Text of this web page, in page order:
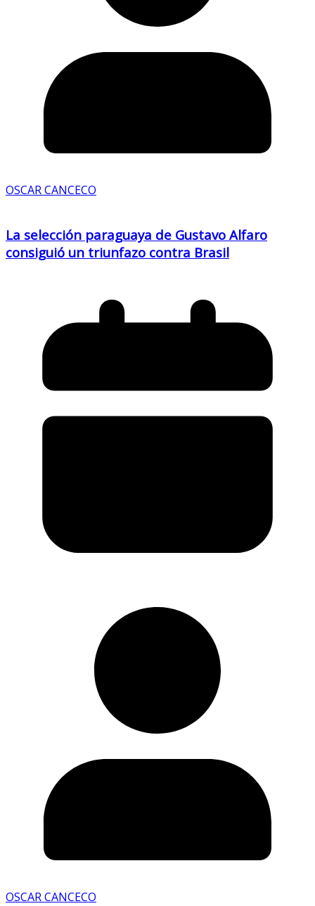
OSCAR CANCECO
La selección paraguaya de Gustavo Alfaro
consiguió un triunfazo contra Brasil
OSCAR CANCECO